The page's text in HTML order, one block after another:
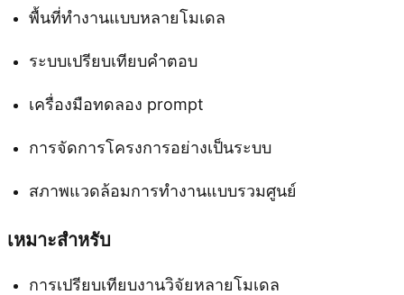
พื้นที่ทำงานแบบหลายโมเดล
ระบบเปรียบเทียบคำตอบ
เครื่องมือทดลอง prompt
การจัดการโครงการอย่างเป็นระบบ
สภาพแวดล้อมการทำงานแบบรวมศูนย์
เหมาะสำหรับ
การเปรียบเทียบงานวิจัยหลายโมเดล